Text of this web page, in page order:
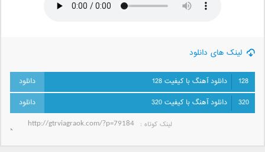
لینک های دانلود
128
دانلود آهنگ با کیفیت 128
320
دانلود آهنگ با کیفیت 320
لینک کوتاه‌ :